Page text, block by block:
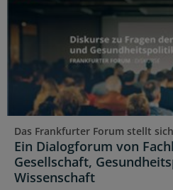
Das Frankfurter Forum stellt
Ein Dialogforum von
Gesellschaft,
Wissenschaft